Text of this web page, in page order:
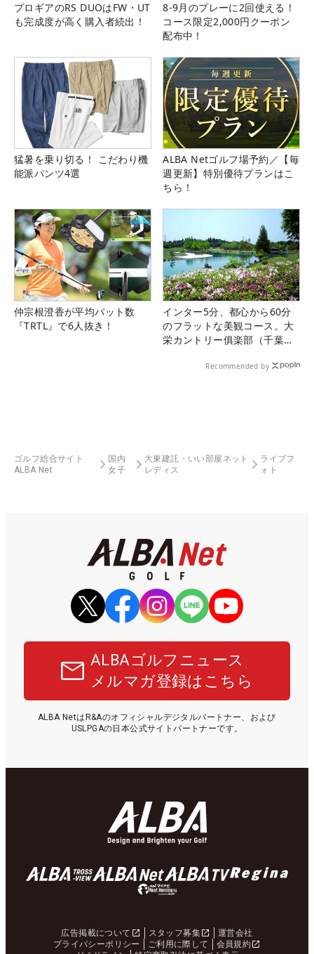
プロギアのRS DUOはFW・UT
も完成度が高く購入者続出！
8-9月のプレーに2回使える！
コース限定2,000円クーポン
配布中！
猛暑を乗り切る！ こだわり機
能派パンツ4選
ALBA Netゴルフ場予約／【毎
週更新】特別優待プランはこ
ちら！
仲宗根澄香が平均パット数
『TRTL』で6人抜き！
インター5分、都心から60分
のフラットな美観コース。大
栄カントリー俱楽部（千葉
Recommended by
ゴルフ総合サイト
ALBA Net
国内
女子
大東建託・いい部屋ネット
レディス
ライブフ
ォト
ALBAゴルフニュース
メルマガ登録はこちら
ALBA NetはR&Aのオフィシャルデジタルパートナー、および
USLPGAの日本公式サイトパートナーです。
広告掲載について スタッフ募集
運営会社
プライバシーポリシー
ご利用に際して
会員規約